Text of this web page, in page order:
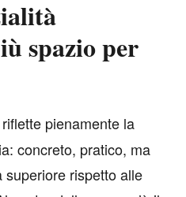
spazio per
pienamente la
concreto, pratico, ma
rispetto alle